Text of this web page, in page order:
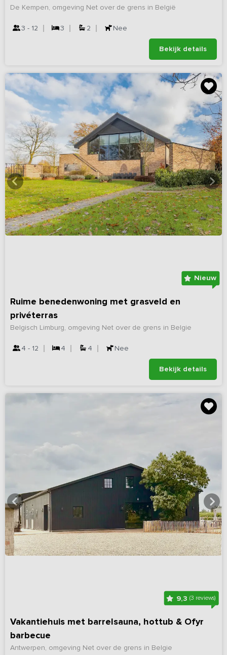
De Kempen, omgeving Net over de grens in België
3 - 12 3 2 Nee
Bekijk details
Nieuw
Ruime benedenwoning met grasveld en
privéterras
Belgisch Limburg, omgeving Net over de grens in Belgie
4 - 12 4 4 Nee
Bekijk details
9,3(3 reviews)
Vakantiehuis met barrelsauna, hottub & Ofyr
barbecue
Antwerpen, omgeving Net over de grens in Belgie